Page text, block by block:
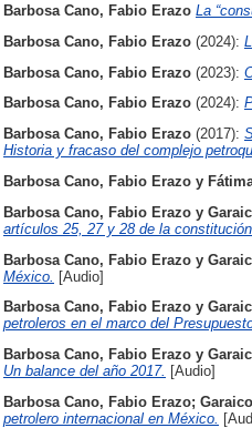
Barbosa Cano, Fabio Erazo La
Barbosa Cano, Fabio Erazo (2024):
Barbosa Cano, Fabio Erazo (2023):
Barbosa Cano, Fabio Erazo (2024):
Barbosa Cano, Fabio Erazo (2017):
Historia y fracaso del complejo
Barbosa Cano, Fabio Erazo y
Barbosa Cano, Fabio Erazo y
artículos 25, 27 y 28 de la constitución.
Barbosa Cano, Fabio Erazo y
México. [Audio]
Barbosa Cano, Fabio Erazo y
petroleros en el marco del
Barbosa Cano, Fabio Erazo y
Un balance del año 2017. [Audio]
Barbosa Cano, Fabio Erazo;
petrolero internacional en México.